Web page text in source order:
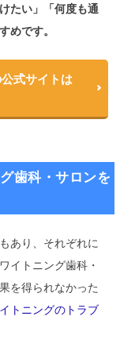
たい」「何度も通
めです。
式サイトは
歯科・サロンを
あり、それぞれに
イトニング歯科・
を得られなかった
トニングのトラブ